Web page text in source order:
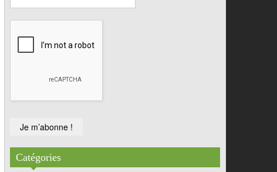
Catégories